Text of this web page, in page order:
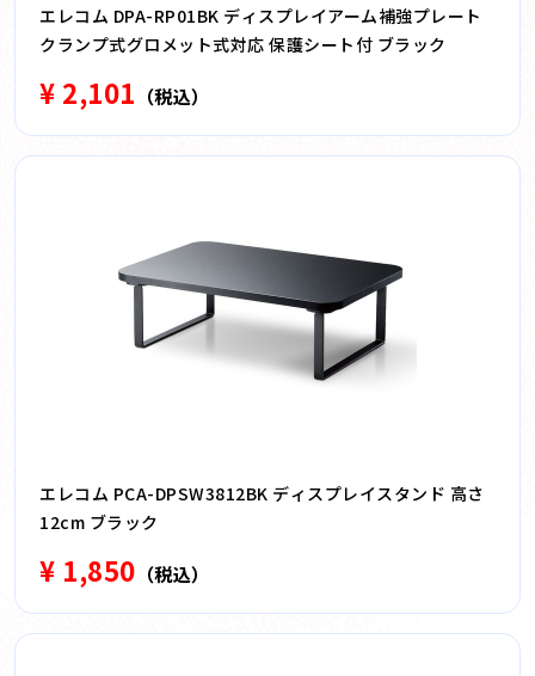
エレコム DPA-RP01BK ディスプレイアーム補強プレート
クランプ式グロメット式対応 保護シート付 ブラック
¥ 2,101 （税込）
エレコム PCA-DPSW3812BK ディスプレイスタンド 高さ
12cm ブラック
¥ 1,850 （税込）